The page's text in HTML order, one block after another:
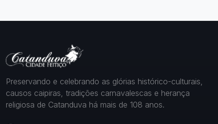
Preservando e celebrando as glórias histórico-culturais,
causos caipiras, tradições carnavalescas e herança
religiosa de Catanduva há mais de 108 anos.